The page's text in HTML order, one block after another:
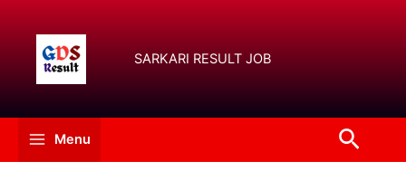
content
SARKARI RESULT JOB
Menu